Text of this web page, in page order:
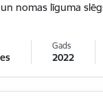
nomas līguma
Gads
2022